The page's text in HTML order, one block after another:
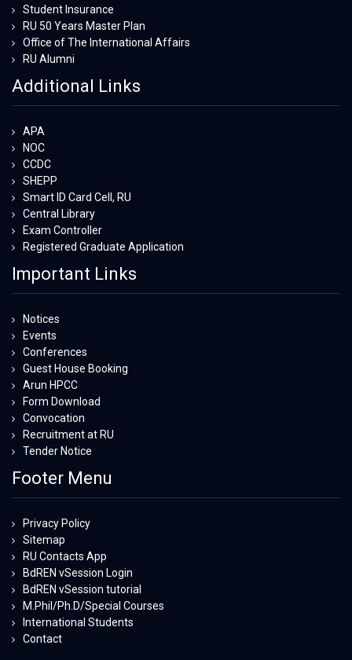
Student Insurance
RU 50 Years Master Plan
Office of The International Affairs
RU Alumni
Additional Links
APA
NOC
CCDC
SHEPP
Smart ID Card Cell, RU
Central Library
Exam Controller
Registered Graduate Application
Important Links
Notices
Events
Conferences
Guest House Booking
Arun HPCC
Form Download
Convocation
Recruitment at RU
Tender Notice
Footer Menu
Privacy Policy
Sitemap
RU Contacts App
BdREN vSession Login
BdREN vSession tutorial
M.Phil/Ph.D/Special Courses
International Students
Contact